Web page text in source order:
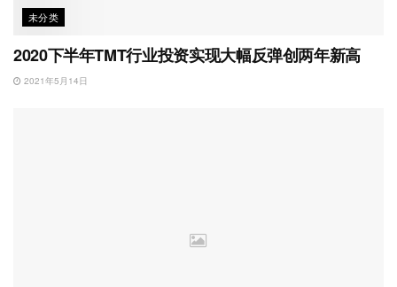
未分类
2020下半年TMT行业投资实现大幅反弹创两年新高
2021年5月14日